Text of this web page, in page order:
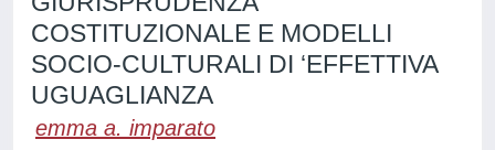
COSTITUZIONALE E MODELLI
SOCIO-CULTURALI DI ‘EFFETTIVA
UGUAGLIANZA
emma a. imparato